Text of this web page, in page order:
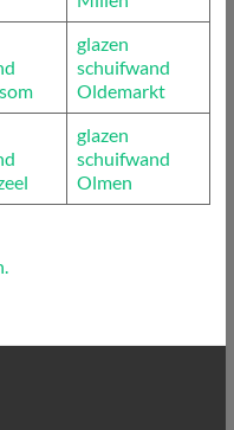
glazen
schuifwand
Oldemarkt
glazen
schuifwand
Olmen